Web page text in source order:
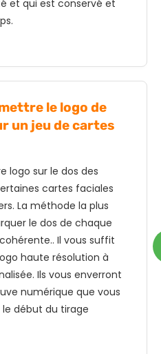
et qui est conservé et
le logo de
un jeu de cartes
logo sur le dos des
cartes faciales
La méthode la plus
le dos de chaque
Il vous suffit
haute résolution à
Ils vous enverront
numérique que vous
début du tirage